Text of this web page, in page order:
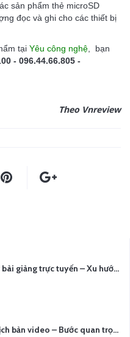
sản phẩm thẻ microSD
đọc và ghi cho các thiết bị
tại Yêu công nghệ , bạn
- 096.44.66.805 -
Theo Vnreview
Quay & dựng bài giảng trực tuyến – Xu hướng đào tạo thời đại số
Dịch vụ viết kịch bản video – Bước quan trọng quyết định thành công nội dung